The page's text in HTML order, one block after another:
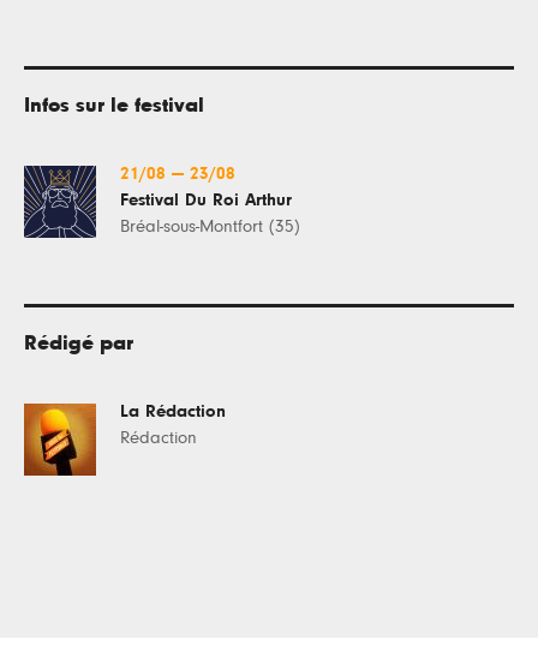
Infos sur le festival
21/08 — 23/08
Festival Du Roi Arthur
Bréal-sous-Montfort (35)
Rédigé par
La Rédaction
Rédaction